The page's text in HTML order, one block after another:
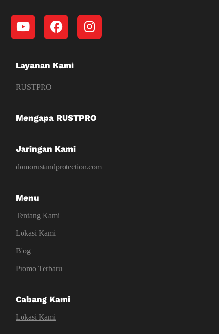
Layanan Kami
RUSTPRO
Mengapa RUSTPRO
Jaringan Kami
domorustandprotection.com
Menu
Tentang Kami
Lokasi Kami
Blog
Promo Terbaru
Cabang Kami
Lokasi Kami